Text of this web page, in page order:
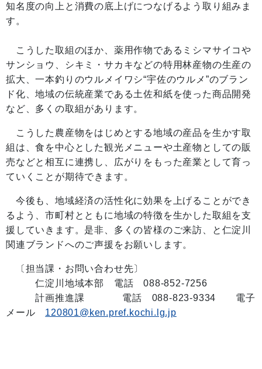
知名度の向上と消費の底上げにつなげるよう取り組みま
す。
こうした取組のほか、薬用作物であるミシマサイコや
サンショウ、シキミ・サカキなどの特用林産物の生産の
拡大、一本釣りのウルメイワシ“宇佐のウルメ”のブラン
ド化、地域の伝統産業である土佐和紙を使った商品開発
など、多くの取組があります。
こうした農産物をはじめとする地域の産品を生かす取
組は、食を中心とした観光メニューや土産物としての販
売などと相互に連携し、広がりをもった産業として育っ
ていくことが期待できます。
今後も、地域経済の活性化に効果を上げることができ
るよう、市町村とともに地域の特徴を生かした取組を支
援していきます。是非、多くの皆様のご来訪、と仁淀川
関連ブランドへのご声援をお願いします。
〔担当課・お問い合わせ先〕
仁淀川地域本部 電話 088-852-7256
計画推進課 電話 088-823-9334 電子
メール 120801@ken.pref.kochi.lg.jp